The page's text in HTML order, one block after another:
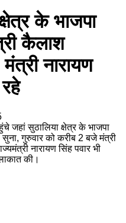
के भाजपा
कैलाश
नारायण
जहां सुठालिया क्षेत्र के भाजपा
सुना, गुरुवार को करीब 2 बजे मंत्री
नारायण सिंह पवार भी
की।